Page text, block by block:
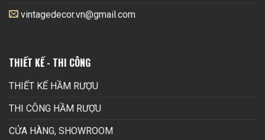
vintagedecor.vn@gmail.com
THIẾT KẾ - THI CÔNG
THIẾT KẾ HẦM RƯỢU
THI CÔNG HẦM RƯỢU
CỬA HÀNG, SHOWROOM